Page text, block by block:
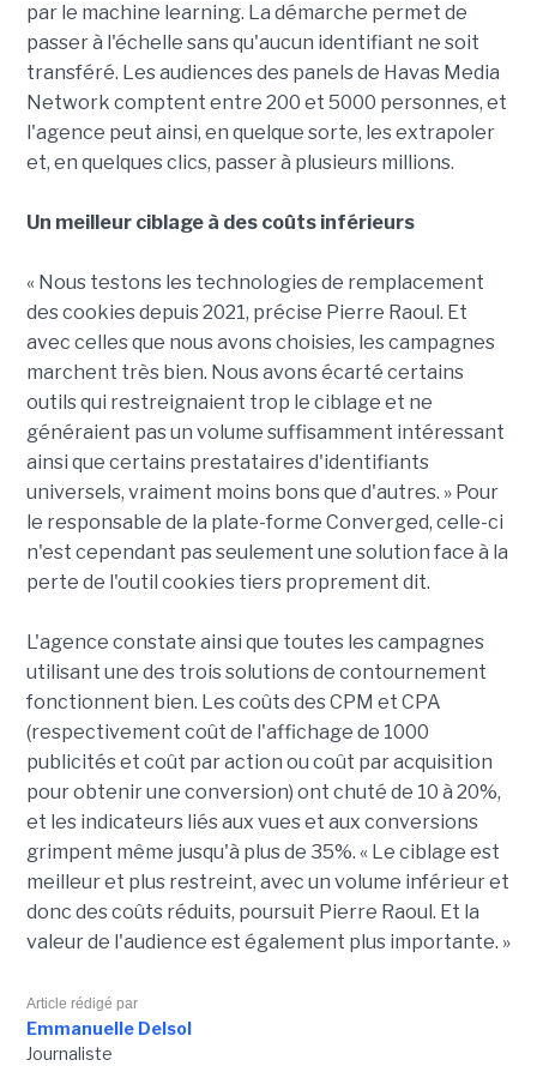
par le machine learning. La démarche permet de
passer à l'échelle sans qu'aucun identifiant ne soit
transféré. Les audiences des panels de Havas Media
Network comptent entre 200 et 5000 personnes, et
l'agence peut ainsi, en quelque sorte, les extrapoler
et, en quelques clics, passer à plusieurs millions.
Un meilleur ciblage à des coûts inférieurs
« Nous testons les technologies de remplacement
des cookies depuis 2021, précise Pierre Raoul. Et
avec celles que nous avons choisies, les campagnes
marchent très bien. Nous avons écarté certains
outils qui restreignaient trop le ciblage et ne
généraient pas un volume suffisamment intéressant
ainsi que certains prestataires d'identifiants
universels, vraiment moins bons que d'autres. » Pour
le responsable de la plate-forme Converged, celle-ci
n'est cependant pas seulement une solution face à la
perte de l'outil cookies tiers proprement dit.
L'agence constate ainsi que toutes les campagnes
utilisant une des trois solutions de contournement
fonctionnent bien. Les coûts des CPM et CPA
(respectivement coût de l'affichage de 1000
publicités et coût par action ou coût par acquisition
pour obtenir une conversion) ont chuté de 10 à 20%,
et les indicateurs liés aux vues et aux conversions
grimpent même jusqu'à plus de 35%. « Le ciblage est
meilleur et plus restreint, avec un volume inférieur et
donc des coûts réduits, poursuit Pierre Raoul. Et la
valeur de l'audience est également plus importante. »
Article rédigé par
Emmanuelle Delsol
Journaliste